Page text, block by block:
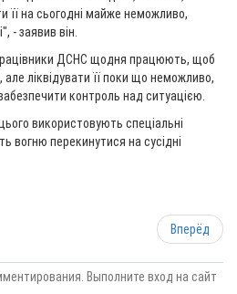
її на сьогодні майже неможливо,
- заявив він.
ДСНС щодня працюють, щоб
ліквідувати її поки що неможливо,
контроль над ситуацією.
використовують спеціальні
вогню перекинутися на сусідні
Вперёд
Выполните вход на сайт